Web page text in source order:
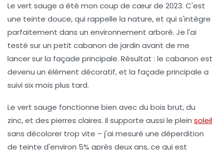
Le vert sauge a été mon coup de cœur de 2023. C'est
une teinte douce, qui rappelle la nature, et qui s'intègre
parfaitement dans un environnement arboré. Je l'ai
testé sur un petit cabanon de jardin avant de me
lancer sur la façade principale. Résultat : le cabanon est
devenu un élément décoratif, et la façade principale a
suivi six mois plus tard.
Le vert sauge fonctionne bien avec du bois brut, du
zinc, et des pierres claires. Il supporte aussi le plein soleil
sans décolorer trop vite – j'ai mesuré une déperdition
de teinte d'environ 5% après deux ans, ce qui est